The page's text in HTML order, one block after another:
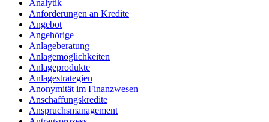
Analytik
Anforderungen an Kredite
Angebot
Angehörige
Anlageberatung
Anlagemöglichkeiten
Anlageprodukte
Anlagestrategien
Anonymität im Finanzwesen
Anschaffungskredite
Anspruchsmanagement